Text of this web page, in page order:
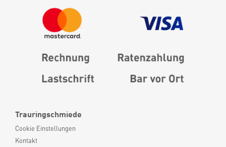
Trauringschmiede
Cookie Einstellungen
Kontakt